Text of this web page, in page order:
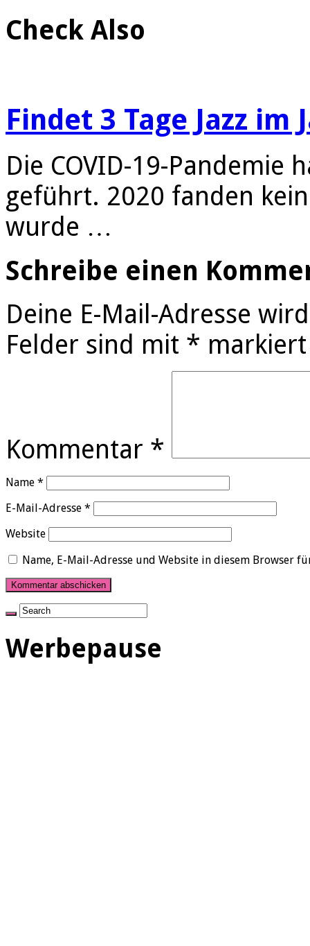
Check Also
Findet 3 Tage Jazz im
Die COVID-19-Pandemie
geführt. 2020 fanden
wurde …
Schreibe einen
Deine E-Mail-Adresse
Felder sind mit * markiert
Kommentar *
Name *
E-Mail-Adresse *
Website
Name, E-Mail-Adresse und Website in diesem Browser
Werbepause